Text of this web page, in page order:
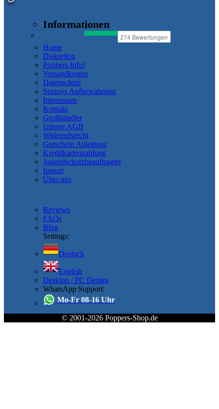
Informationen
Home
Diskretion
Poppers Info!
Versandkosten
Datenschutz
Sextoys Aufbewahrung
Impressum
Kontakt
Großhändler
Unsere AGB
Widerrufsrecht
Gutschein Anleitung
Kreditkartenzahlung
Jugendschutzbeauftragter
Import
Über uns
Reviews
FAQs
Blog
Settings:
Deutsch
English
Desktop / PC Design
WhatsApp Support:
Mo-Fr 08-16 Uhr
© 2001-2026 Poppers-Shop.de